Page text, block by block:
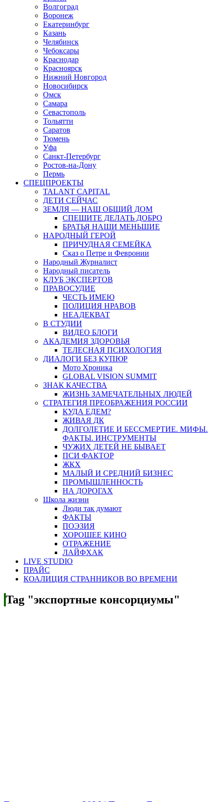
Волгоград
Воронеж
Екатеринбург
Казань
Челябинск
Чебоксары
Краснодар
Красноярск
Нижний Новгород
Новосибирск
Омск
Самара
Севастополь
Тольятти
Саратов
Тюмень
Уфа
Санкт-Петербург
Ростов-на-Дону
Пермь
СПЕЦПРОЕКТЫ
TALANT CAPITAL
ДЕТИ СЕЙЧАС
ЗЕМЛЯ — НАШ ОБЩИЙ ДОМ
СПЕШИТЕ ДЕЛАТЬ ДОБРО
БРАТЬЯ НАШИ МЕНЬШИЕ
НАРОДНЫЙ ГЕРОЙ
ПРИЧУДНАЯ СЕМЕЙКА
Сказ о Петре и Февронии
Народный Журналист
Народный писатель
КЛУБ ЭКСПЕРТОВ
ПРАВОСУДИЕ
ЧЕСТЬ ИМЕЮ
ПОЛИЦИЯ НРАВОВ
НЕАДЕКВАТ
В СТУДИИ
ВИДЕО БЛОГИ
АКАДЕМИЯ ЗДОРОВЬЯ
ТЕЛЕСНАЯ ПСИХОЛОГИЯ
ДИАЛОГИ БЕЗ КУПЮР
Мото Хроника
GLOBAL VISION SUMMIT
ЗНАК КАЧЕСТВА
ЖИЗНЬ ЗАМЕЧАТЕЛЬНЫХ ЛЮДЕЙ
СТРАТЕГИЯ ПРЕОБРАЖЕНИЯ РОССИИ
КУДА ЕДЕМ?
ЖИВАЯ ДК
ДОЛГОЛЕТИЕ И БЕССМЕРТИЕ. МИФЫ.
ФАКТЫ. ИНСТРУМЕНТЫ
ЧУЖИХ ДЕТЕЙ НЕ БЫВАЕТ
ПСИ ФАКТОР
ЖКХ
МАЛЫЙ И СРЕДНИЙ БИЗНЕС
ПРОМЫШЛЕННОСТЬ
НА ДОРОГАХ
Школа жизни
Люди так думают
ФАКТЫ
ПОЭЗИЯ
ХОРОШЕЕ КИНО
ОТРАЖЕНИЕ
ЛАЙФХАК
LIVE STUDIO
ПРАЙС
КОАЛИЦИЯ СТРАННИКОВ ВО ВРЕМЕНИ
Tag "экспортные консорциумы"